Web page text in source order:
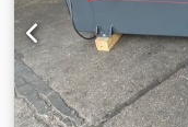
usaglašenosti
zadnjeg valjka -
Indukciono kaljeni